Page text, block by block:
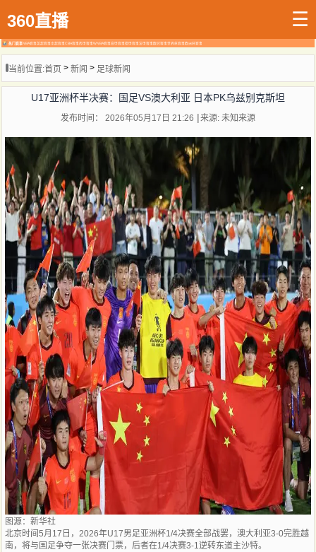
360直播 ☰
热门赛事 NBA赛事 英超赛事 中超赛事 CBA赛事 西甲赛事 WNBA赛事 意甲赛事 德甲赛事 法甲赛事 欧冠赛事 世界杯赛事 欧洲杯赛事
当前位置:首页 >新闻 > 足球新闻
U17亚洲杯半决赛：国足VS澳大利亚 日本PK乌兹别克斯坦
发布时间： 2026年05月17日 21:26 来源: 未知来源
图源：新华社
北京时间5月17日，2026年U17男足亚洲杯1/4决赛全部战罢，澳大利亚3-0完胜越
南，将与国足争夺一张决赛门票，后者在1/4决赛3-1逆转东道主沙特。